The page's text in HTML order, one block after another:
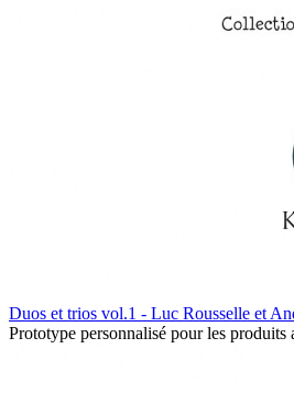
Duos et trios vol.1 - Luc Rousselle et
Prototype personnalisé pour les produits